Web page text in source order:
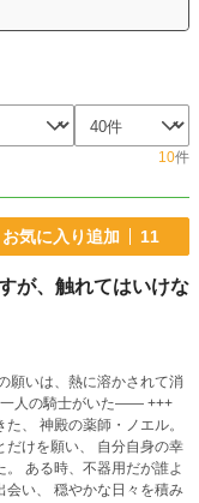
10件
お気に入り追加 11
が、触れてはいけな
、 神殿の薬師・ノエル。
だけを願い、 自分自身の幸
よ
会い、 穏やかな日々を積み